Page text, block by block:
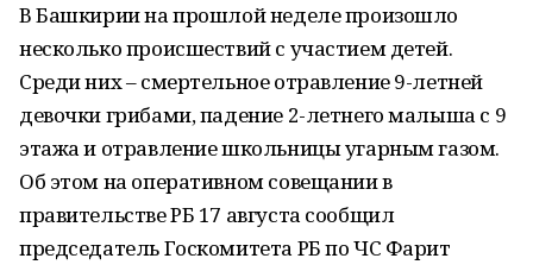
В Башкирии на прошлой неделе произошло
несколько происшествий с участием детей.
Среди них – смертельное отравление 9-летней
девочки грибами, падение 2-летнего малыша с 9
этажа и отравление школьницы угарным газом.
Об этом на оперативном совещании в
правительстве РБ 17 августа сообщил
председатель Госкомитета РБ по ЧС Фарит